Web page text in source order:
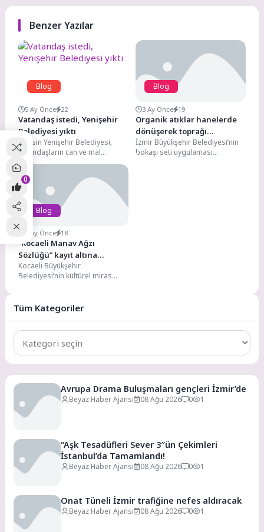
Benzer Yazılar
Blog
5 Ay Önce 22
Vatandaş istedi, Yenişehir
Belediyesi yıktı
Mersin Yenişehir Belediyesi,
vatandaşların can ve mal
güvenliğini korumak amacıyla
kent genelindeki denetim ve
saha...
Blog
3 Ay Önce 19
Organik atıklar hanelerde
dönüşerek toprağı
zenginleştiriyor
İzmir Büyükşehir Belediyesi’nin
bokaşi seti uygulaması
Blog
3 Ay Önce 18
“Kocaeli Manav Ağzı
Sözlüğü” kayıt altına
alınacak
Kocaeli Büyükşehir
Belediyesi’nin kültürel miras
Sözlüğü Projesi’nde” saha...
Tüm Kategoriler
Tüm
Kategoriler
Avrupa Drama Buluşmaları gençleri İzmir’de
Beyaz Haber Ajansı 08 Ağu 2026 0 1
“Aşk Tesadüfleri Sever 3″ün Çekimleri
İstanbul’da Tamamlandı!
Beyaz Haber Ajansı 08 Ağu 2026 0 1
Onat Tüneli İzmir trafiğine nefes aldıracak
Beyaz Haber Ajansı 08 Ağu 2026 0 1
0